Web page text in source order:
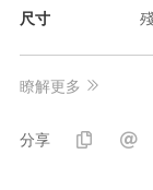
尺寸
瞭解更多
分享